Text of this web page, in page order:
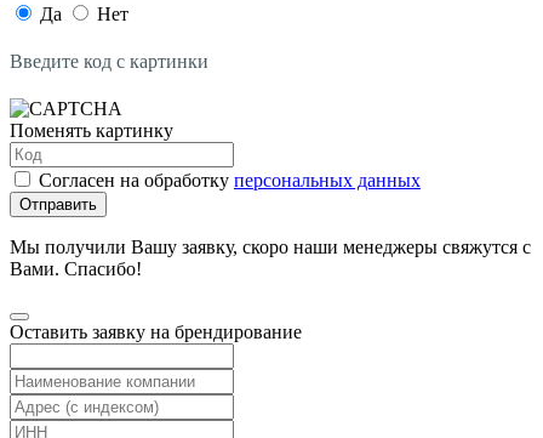
Да Нет
Введите код с картинки
Поменять картинку
Согласен на обработку персональных данных
Отправить
Мы получили Вашу заявку, скоро наши менеджеры свяжутся с
Вами. Спасибо!
Оставить заявку на брендирование